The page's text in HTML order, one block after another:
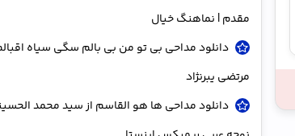
مقدم | نماهنگ خیال
دانلود مداحی بی تو من بی بالم سگی سیاه
مرتضی یبرنژاد
دانلود مداحی ها هو القاسم از سید محمد